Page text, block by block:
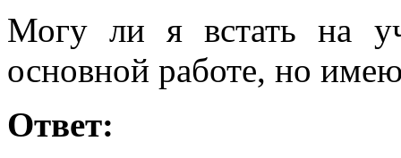
Могу ли я встать на
основной работе, но
Ответ: